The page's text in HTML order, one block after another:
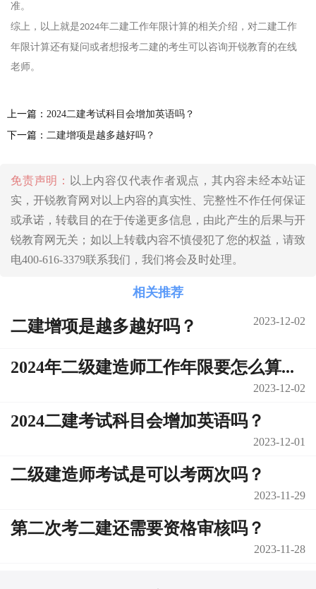
准。
综上，以上就是2024年二建工作年限计算的相关介绍，对二建工作
年限计算还有疑问或者想报考二建的考生可以咨询开锐教育的在线
老师。
上一篇： 2024二建考试科目会增加英语吗？
下一篇： 二建增项是越多越好吗？
免责声明：
以上内容仅代表作者观点，其内容未经本站证
实，开锐教育网对以上内容的真实性、完整性不作任何保证
或承诺，转载目的在于传递更多信息，由此产生的后果与开
锐教育网无关；如以上转载内容不慎侵犯了您的权益，请致
电400-616-3379联系我们，我们将会及时处理。
相关推荐
二建增项是越多越好吗？ 2023-12-02
2024年二级建造师工作年限要怎么算...
2023-12-02
2024二建考试科目会增加英语吗？
2023-12-01
二级建造师考试是可以考两次吗？
2023-11-29
第二次考二建还需要资格审核吗？
2023-11-28